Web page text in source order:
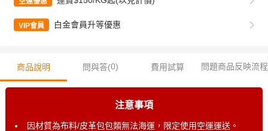
VIP會員 白金會員升等優惠
商品說明 問與答(0) 費用試算 問題商品反映流程
注意事項
因材質為布料/皮革包包類無法海運，限定使用空運運送。